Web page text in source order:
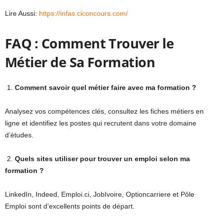
Lire Aussi: https://infas.ciconcours.com/
FAQ : Comment Trouver le
Métier de Sa Formation
1. Comment savoir quel métier faire avec ma formation ?
Analysez vos compétences clés, consultez les fiches métiers en
ligne et identifiez les postes qui recrutent dans votre domaine
d’études.
2. Quels sites utiliser pour trouver un emploi selon ma
formation ?
LinkedIn, Indeed, Emploi.ci, JobIvoire, Optioncarriere et Pôle
Emploi sont d’excellents points de départ.